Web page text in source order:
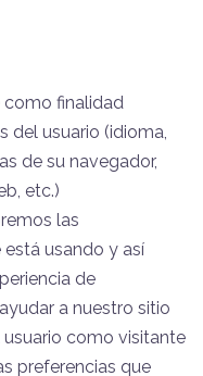
como finalidad
del usuario (idioma,
de su navegador,
etc.)
las
usando y así
de
a nuestro sitio
como visitante
preferencias que